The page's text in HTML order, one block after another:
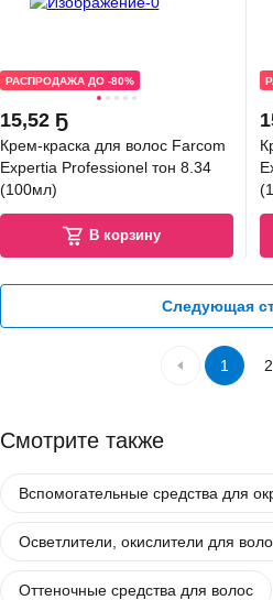
РАСПРОДАЖА ДО -80%
15,52 Ҕ
Крем-краска для волос Farcom
Expertia Professionel тон 8.34
(100мл)
В корзину
Следующая
1 2
Смотрите также
Вспомогательные средства для
Осветлители, окислители для
Оттеночные средства для волос